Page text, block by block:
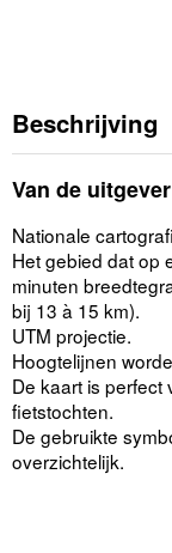
Beschrijving
Van de uitgever
Nationale
Het gebied dat op
minuten
bij 13 à 15 km).
UTM projectie.
Hoogtelijnen
De kaart is perfect
fietstochten.
De gebruikte
overzichtelijk.